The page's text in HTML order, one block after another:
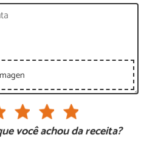
você achou da receita?